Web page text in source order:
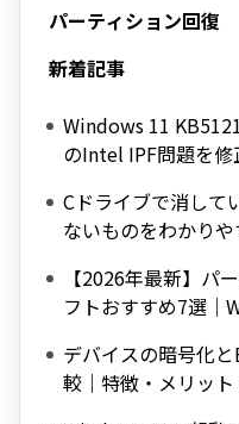
パーティション回復
新着記事
Windows 11
のIntel IPF問題を修
Cドライブで消して
ないものをわかり
【2026年最新】パ
フトおすすめ7選｜
デバイスの暗号化
較｜特徴・メリッ